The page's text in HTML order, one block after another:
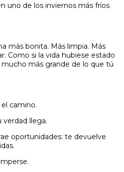
uno de los inviernos más fríos
más bonita. Más limpia. Más
Como si la vida hubiese estado
más grande de lo que tú
camino.
verdad llega.
oportunidades: te devuelve